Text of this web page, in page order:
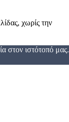
χωρίς την
στον ιστότοπό μας.